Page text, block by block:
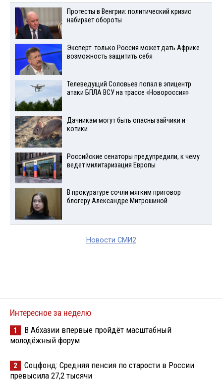
Протесты в Венгрии: политический кризис
набирает обороты
Эксперт: только Россия может дать Африке
возможность защитить себя
Телеведущий Соловьев попал в эпицентр
атаки БПЛА ВСУ на трассе «Новороссия»
Дачникам могут быть опасны зайчики и
котики
Российские сенаторы предупредили, к чему
ведет милитаризация Европы
В прокуратуре сочли мягким приговор
блогеру Александре Митрошиной
Новости СМИ2
Интересное за неделю
1
В Абхазии впервые пройдёт масштабный
молодёжный форум
2
Соцфонд: Средняя пенсия по старости в России
превысила 27,2 тысячи